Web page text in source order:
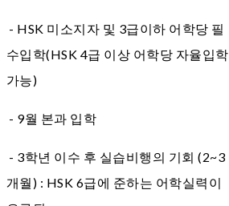
- HSK 미소지자 및 3급이하 어학당 필
수입학(HSK 4급 이상 어학당 자율입학
가능)
- 9월 본과 입학
- 3학년 이수 후 실습비행의 기회 (2~3
개월) : HSK 6급에 준하는 어학실력이